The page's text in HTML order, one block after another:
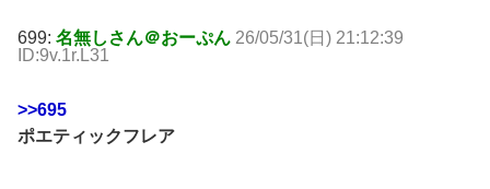
699: 名無しさん＠おーぷん 26/05/31(日) 21:12:39
ID:9v.1r.L31
>>695
ポエティックフレア